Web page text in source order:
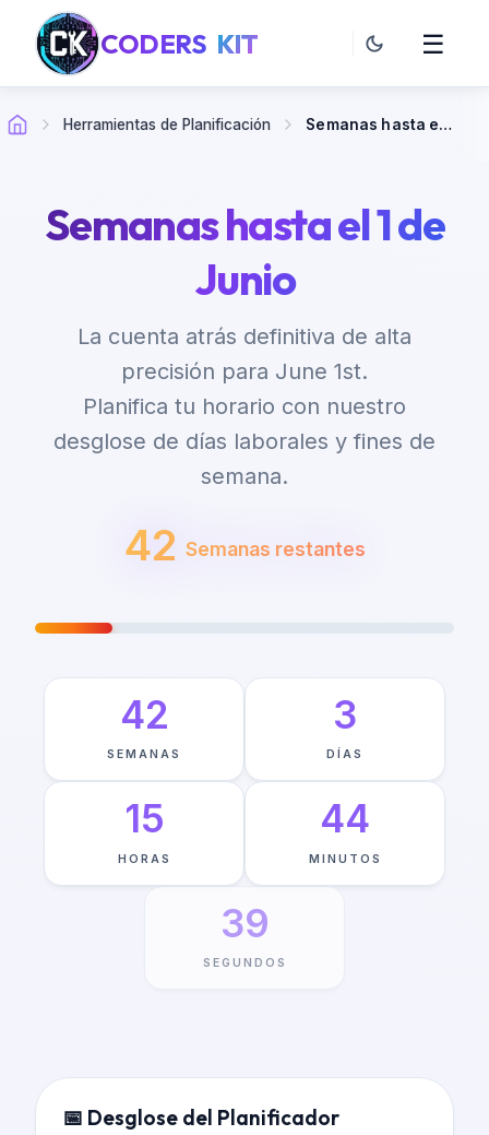
CODERS KIT ☰
Herramientas de Planificación Semanas hasta el 1 de Junio
Semanas hasta el 1 de
Junio
La cuenta atrás definitiva de alta
precisión para June 1st.
Planifica tu horario con nuestro
desglose de días laborales y fines de
semana.
42 Semanas restantes
42
SEMANAS
3
DÍAS
15
HORAS
44
MINUTOS
39
SEGUNDOS
📅 Desglose del Planificador